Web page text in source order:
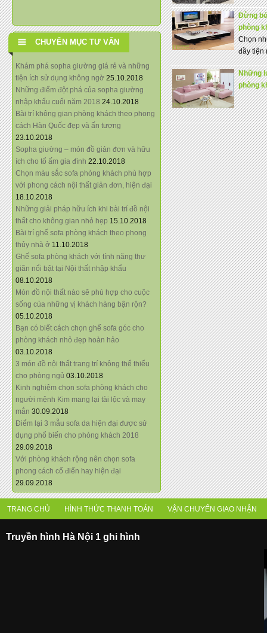
CHUYÊN MỤC TƯ VẤN
Khám phá sopha giường giá rẻ và những
tiện ích sử dụng không ngờ 25.10.2018
Những điểm đột phá của sopha giường
nhập khẩu cuối năm 2018 24.10.2018
Bài trí không gian phòng khách theo phong
cách Hàn Quốc đẹp và ấn tượng
23.10.2018
Sopha giường – món đồ giản đơn và hữu
ích cho tổ ấm gia đình 22.10.2018
Chọn màu sắc sofa phòng khách phù hợp
với phong cách nội thất giản đơn, hiện đại
18.10.2018
Những giải pháp hữu ích khi bài trí đồ nội
thất cho không gian nhỏ hẹp 15.10.2018
Bài trí ghế sofa phòng khách theo phong
thủy nhà ở 11.10.2018
Ghế sofa phòng khách với tính năng thư
giãn nổi bật tại Nội thất nhập khẩu
08.10.2018
Món đồ nội thất nào sẽ phù hợp cho cuộc
sống của những vị khách hàng bận rộn?
05.10.2018
Bạn có biết cách chọn ghế sofa góc cho
phòng khách nhỏ đẹp hoàn hảo
03.10.2018
3 món đồ nội thất trang trí không thể thiếu
cho phòng ngủ 03.10.2018
Kinh nghiệm chọn sofa phòng khách cho
người mệnh Kim mang lại tài lộc và may
mắn 30.09.2018
Điểm lại 3 mẫu sofa da hiện đại được sử
dụng phổ biến cho phòng khách 2018
29.09.2018
Với phòng khách rộng nên chọn sofa
phong cách cổ điển hay hiện đại
29.09.2018
Đừng
phòng
Chọn
đầy tiện
Những
phòng
TRANG CHỦ HÌNH THỨC THANH TOÁN VẬN CHUYỂN GIAO NHẬN
Truyền hình Hà Nội 1 ghi hình